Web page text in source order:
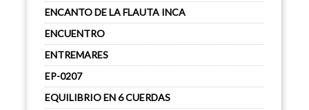
ENCANTO DE LA FLAUTA INCA
ENCUENTRO
ENTREMARES
EP-0207
EQUILIBRIO EN 6 CUERDAS